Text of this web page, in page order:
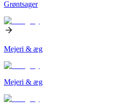
Grøntsager
Mejeri & æg
Mejeri & æg